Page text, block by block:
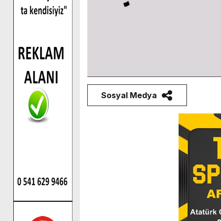
Sosyal Medya